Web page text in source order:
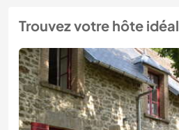
Trouvez votre hôte idéal